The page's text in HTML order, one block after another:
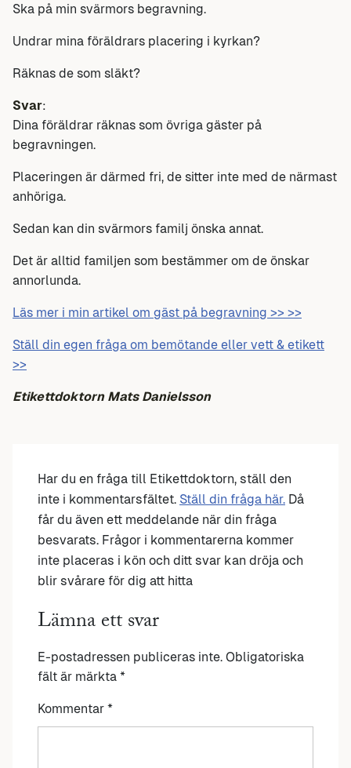
Ska på min svärmors begravning.
Undrar mina föräldrars placering i kyrkan?
Räknas de som släkt?
Svar:
Dina föräldrar räknas som övriga gäster på
begravningen.
Placeringen är därmed fri, de sitter inte med de närmast
anhöriga.
Sedan kan din svärmors familj önska annat.
Det är alltid familjen som bestämmer om de önskar
annorlunda.
Läs mer i min artikel om gäst på begravning >> >>
Ställ din egen fråga om bemötande eller vett & etikett
>>
Etikettdoktorn Mats Danielsson
Har du en fråga till Etikettdoktorn, ställ den
inte i kommentarsfältet. Ställ din fråga här. Då
får du även ett meddelande när din fråga
besvarats. Frågor i kommentarerna kommer
inte placeras i kön och ditt svar kan dröja och
blir svårare för dig att hitta
Lämna ett svar
E-postadressen publiceras inte. Obligatoriska
fält är märkta *
Kommentar *